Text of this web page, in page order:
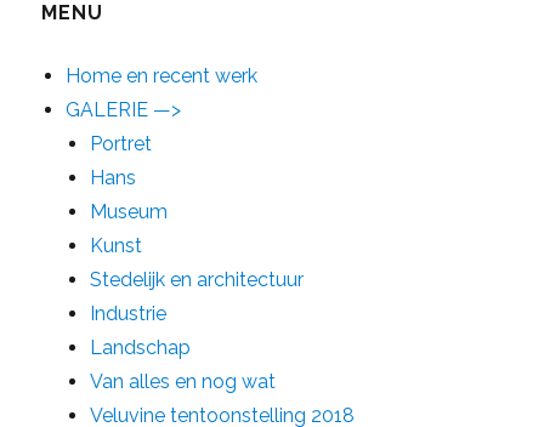
MENU
Home en recent werk
GALERIE —>
Portret
Hans
Museum
Kunst
Stedelijk en architectuur
Industrie
Landschap
Van alles en nog wat
Veluvine tentoonstelling 2018